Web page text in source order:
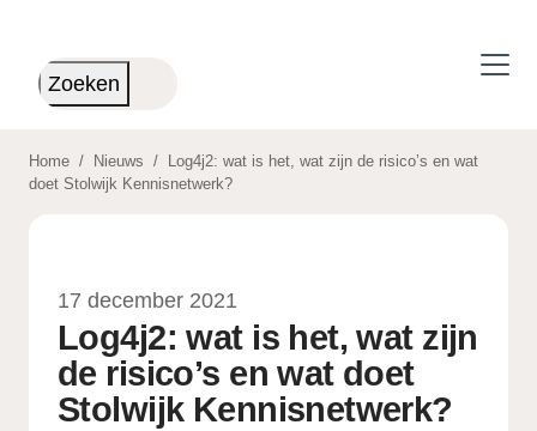
Zoeken
Home / Nieuws /
Log4j2: wat is het, wat zijn de risico’s en wat
doet Stolwijk Kennisnetwerk?
17 december 2021
Log4j2: wat is het, wat zijn
de risico’s en wat doet
Stolwijk Kennisnetwerk?